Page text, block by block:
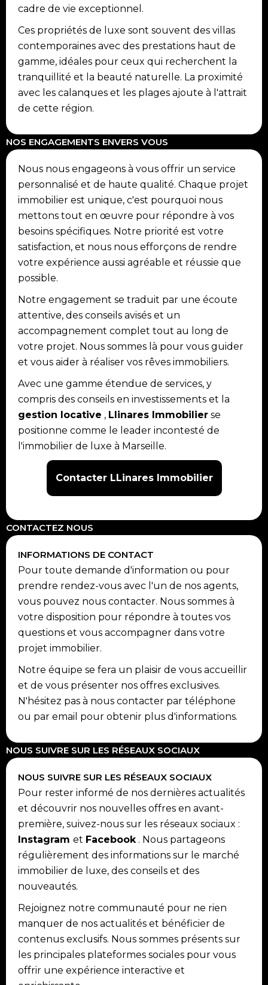
cadre de vie exceptionnel.
Ces propriétés de luxe sont souvent des villas
contemporaines avec des prestations haut de
gamme, idéales pour ceux qui recherchent la
tranquillité et la beauté naturelle. La proximité
avec les calanques et les plages ajoute à l'attrait
de cette région.
NOS ENGAGEMENTS ENVERS VOUS
Nous nous engageons à vous offrir un service
personnalisé et de haute qualité. Chaque projet
immobilier est unique, c'est pourquoi nous
mettons tout en œuvre pour répondre à vos
besoins spécifiques. Notre priorité est votre
satisfaction, et nous nous efforçons de rendre
votre expérience aussi agréable et réussie que
possible.
Notre engagement se traduit par une écoute
attentive, des conseils avisés et un
accompagnement complet tout au long de
votre projet. Nous sommes là pour vous guider
et vous aider à réaliser vos rêves immobiliers.
Avec une gamme étendue de services, y
compris des conseils en investissements et la
gestion locative , Llinares Immobilier se
positionne comme le leader incontesté de
l'immobilier de luxe à Marseille.
Contacter LLinares Immobilier
CONTACTEZ NOUS
INFORMATIONS DE CONTACT
Pour toute demande d'information ou pour
prendre rendez-vous avec l'un de nos agents,
vous pouvez nous contacter. Nous sommes à
votre disposition pour répondre à toutes vos
questions et vous accompagner dans votre
projet immobilier.
Notre équipe se fera un plaisir de vous accueillir
et de vous présenter nos offres exclusives.
N'hésitez pas à nous contacter par téléphone
ou par email pour obtenir plus d'informations.
NOUS SUIVRE SUR LES RÉSEAUX SOCIAUX
NOUS SUIVRE SUR LES RÉSEAUX SOCIAUX
Pour rester informé de nos dernières actualités
et découvrir nos nouvelles offres en avant-
première, suivez-nous sur les réseaux sociaux :
Instagram et Facebook. Nous partageons
régulièrement des informations sur le marché
immobilier de luxe, des conseils et des
nouveautés.
Rejoignez notre communauté pour ne rien
manquer de nos actualités et bénéficier de
contenus exclusifs. Nous sommes présents sur
les principales plateformes sociales pour vous
offrir une expérience interactive et